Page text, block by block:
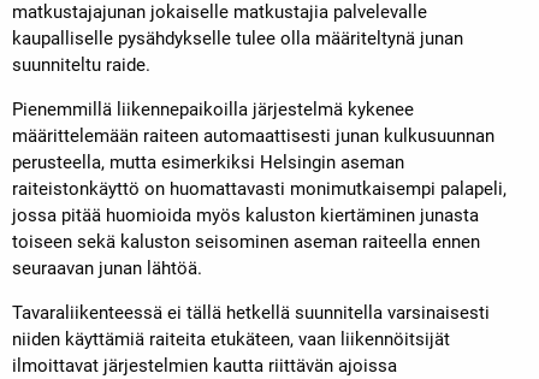
matkustajajunan jokaiselle matkustajia palvelevalle
kaupalliselle pysähdykselle tulee olla määriteltynä junan
suunniteltu raide.
Pienemmillä liikennepaikoilla järjestelmä kykenee
määrittelemään raiteen automaattisesti junan kulkusuunnan
perusteella, mutta esimerkiksi Helsingin aseman
raiteistonkäyttö on huomattavasti monimutkaisempi palapeli,
jossa pitää huomioida myös kaluston kiertäminen junasta
toiseen sekä kaluston seisominen aseman raiteella ennen
seuraavan junan lähtöä.
Tavaraliikenteessä ei tällä hetkellä suunnitella varsinaisesti
niiden käyttämiä raiteita etukäteen, vaan liikennöitsijät
ilmoittavat järjestelmien kautta riittävän ajoissa